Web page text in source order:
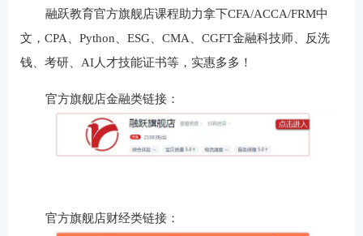
融跃教育官方旗舰店课程助力拿下CFA/ACCA/FRM中
文，CPA、Python、ESG、CMA、CGFT金融科技师、反洗
钱、考研、AI人才技能证书等，实惠多多！
官方旗舰店金融类链接：
官方旗舰店财经类链接：